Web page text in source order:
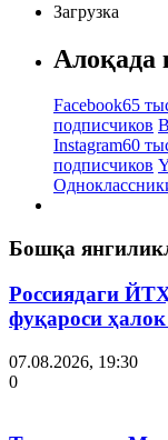
Загрузка
Алоқада
Facebook65
подписчиков
Instagram60
подписчиков
Бошқа
Россиядаги
фуқароси
07.08.2026, 19:30
0